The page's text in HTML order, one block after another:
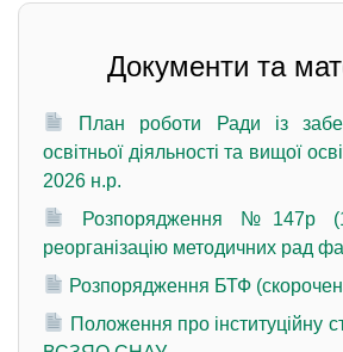
Документи та
План роботи Ради із
освітньої діяльності та вищої
2026 н.р.
Розпорядження №147р
реорганізацію методичних рад
Розпорядження БТФ
Положення про інституційну